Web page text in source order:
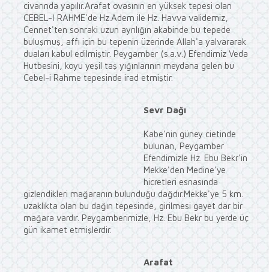
civarında yapılır.Arafat ovasının en yüksek tepesi olan
CEBEL-İ RAHME'de Hz.Adem ile Hz. Havva validemiz,
Cennet'ten sonraki uzun ayrılığın akabinde bu tepede
buluşmuş, affı için bu tepenin üzerinde Allah'a yalvararak
duaları kabul edilmiştir. Peygamber (s.a.v.) Efendimiz Veda
Hutbesini, koyu yeşil taş yığınlarının meydana gelen bu
Cebel-i Rahme tepesinde irad etmiştir.
Sevr Dağı
Kabe'nin güney cietinde
bulunan, Peygamber
Efendimizle Hz. Ebu Bekr'in
Mekke'den Medine'ye
hicretleri esnasında
gizlendikleri mağaranın bulunduğu dağdır.Mekke'ye 5 km.
uzaklıkta olan bu dağın tepesinde, girilmesi gayet dar bir
mağara vardır. Peygamberimizle, Hz. Ebu Bekr bu yerde üç
gün ikamet etmişlerdir.
Arafat